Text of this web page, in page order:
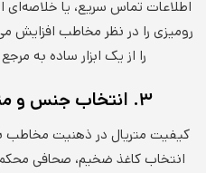
اطلاعات تماس سریع، یا
رومیزی را در نظر مخاطب افزایش
را از یک ابزار ساده به
۳. انتخاب جنس و متریال مقاوم و لوکس
کیفیت متریال در ذهنیت مخاطب
انتخاب کاغذ ضخیم، صحافی